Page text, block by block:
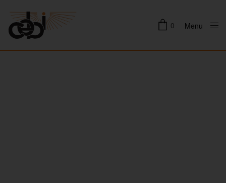
0 Menu